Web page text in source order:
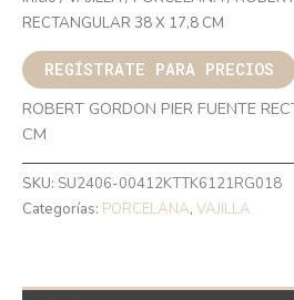
RECTANGULAR 38 X 17,8 CM
REGÍSTRATE PARA PRECIOS
ROBERT GORDON PIER FUENTE
CM
SKU: SU2406-00412KTTK6121RG018
Categorías: PORCELANA, VAJILLA